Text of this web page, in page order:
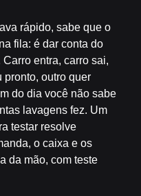
rápido, sabe que o
fila: é dar conta do
entra, carro sai,
pronto, outro quer
do dia você não sabe
lavagens fez. Um
testar resolve
o caixa e os
da mão, com teste